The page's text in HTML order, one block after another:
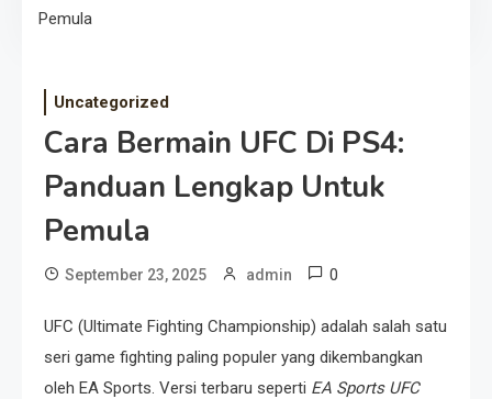
Pemula
Uncategorized
Cara Bermain UFC Di PS4:
Panduan Lengkap Untuk
Pemula
September 23, 2025 admin 0
UFC (Ultimate Fighting Championship) adalah salah satu
seri game fighting paling populer yang dikembangkan
oleh EA Sports. Versi terbaru seperti EA Sports UFC